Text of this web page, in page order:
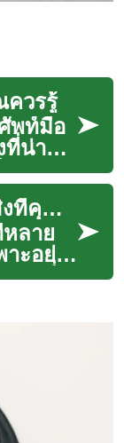
ควรรู้
พท์มือ
ที่น่าตื่น
ยวกัน
ปกป้องผิวจากแสงแดด: สิ่งที่คุณควรรู้
ลาย
ะอย่าง
ดด ซึ่ง
ะ